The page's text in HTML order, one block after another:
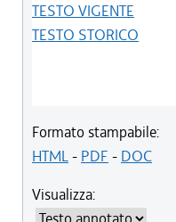
TESTO VIGENTE
TESTO STORICO
Formato stampabile:
HTML- PDF - DOC
Visualizza: